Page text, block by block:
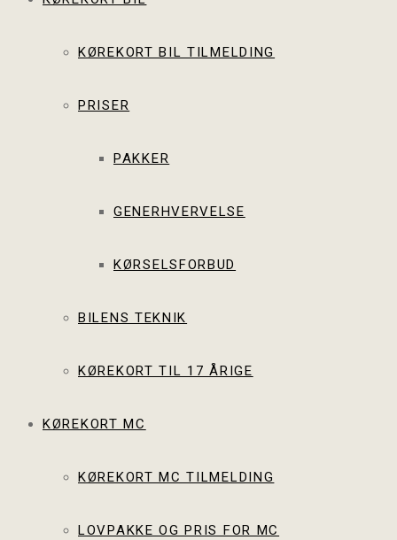
KØREKORT BIL TILMELDING
PRISER
PAKKER
GENERHVERVELSE
KØRSELSFORBUD
BILENS TEKNIK
KØREKORT TIL 17 ÅRIGE
KØREKORT MC
KØREKORT MC TILMELDING
LOVPAKKE OG PRIS FOR MC